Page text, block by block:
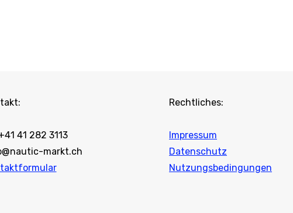
41 282 3113
markt.ch
Rechtliches:
Impressum
Datenschutz
Nutzungsbedingungen